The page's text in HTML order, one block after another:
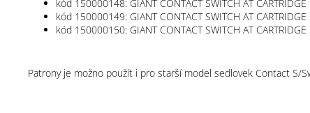
kód 150000148: GIANT CONTACT SWITCH AT
kód 150000149: GIANT CONTACT SWITCH AT
kód 150000150: GIANT CONTACT SWITCH AT
Patrony je možno použít i pro starší model sedlovek Contact S/